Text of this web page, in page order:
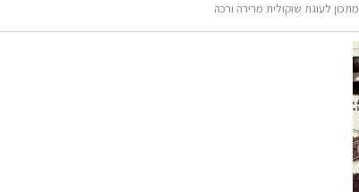
מתכון לעוגת שוקולית מרירה ורכה